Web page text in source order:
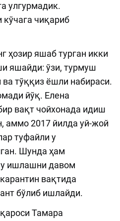
улгурмадик.
кўчага чиқариб
ҳозир яшаб турган икки
яшайди: ўзи, турмуш
ва тўққиз ёшли набираси.
йўқ. Eлена
вақт чойхонада идиш
аммо 2017 йилда уй-жой
туфайли у
Шунда ҳам
у ишлашни давом
вақтида
бўлиб ишлайди.
Тамара